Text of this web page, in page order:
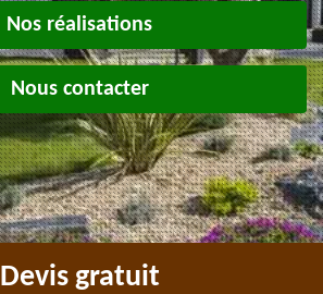
Nos réalisations
Nous contacter
Devis gratuit